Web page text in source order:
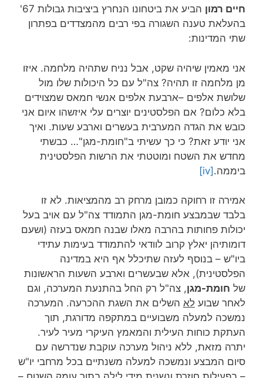
חיים רמון
הביע את ביטחונו הנחרץ ביציבות גבולות 67'
בהעלאת טענה השגורה בפי רבים מהמצדדים בפתרון
שתי המדינות:
אני מאמין שיהיה שקט, אבל נניח שתהיה מלחמה. איזו
מן מלחמה זו תהיה? צה"ל עם כל היכולות שלו מול
שלושת אלפים –ארבעת אלפים אנשי חמאס שמצוידים
בלא כלום? אם הפלסטינים יוצרים עלי איזשהו איום אני
כובש את הגדה המערבית בעשרים וארבע שעות. ואיך
אני יודע זאת? כי כך עשיתי ב"חומת-מגן"… כבשתי
מחדש את השטח ומוטטתי את הרשות הפלסטינית
ביממה.[iv]
אמירה זו רחוקה כמובן מרחק רב מהמציאות. לא זו
בלבד שבמבצע חומת-מגן התמודד צה"ל עם אויב בעל
יכולות פחותות בהרבה מאלו שבנה חמאס בעזה (ושעם
דומותיהן יאלץ קרוב לוודאי להתמודד בעימות עתידי
ביו"ש – בנוסף לעזה שתיכלל אף היא במדינה
הפלסטינית), אלא שבעשרים וארבע השעות הראשונות
של חומת-מגן, צה"ל רק החל בהתנעת המערכה, וגם
לאחר שבוע לא השלים את השגת ההכרעה. המערכה
נמשכה למעלה משבועיים במתקפה מדורגת, תוך
העתקת כוחות העילית והמאמץ העיקרי מעיר לעיר.
יתרה מזאת, ללא ניהול מערכה עוקבת שנדרשה עם
סיום המבצע ונמשכה למעלה משנתיים בכל מרחבי יו"ש